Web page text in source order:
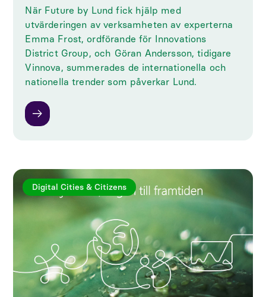
När Future by Lund fick hjälp med
utvärderingen av verksamheten av experterna
Emma Frost, ordförande för Innovations
District Group, och Göran Andersson, tidigare
Vinnova, summerades de internationella och
nationella trender som påverkar Lund.
Digital Cities & Citizens